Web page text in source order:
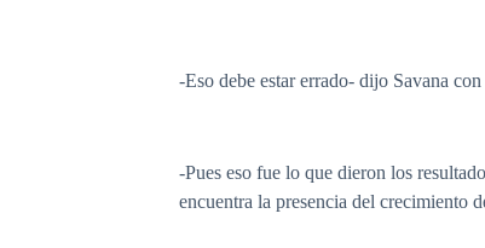
-Eso debe estar errado- dijo Savana
-Pues eso fue lo que dieron los
encuentra la presencia del crecimiento